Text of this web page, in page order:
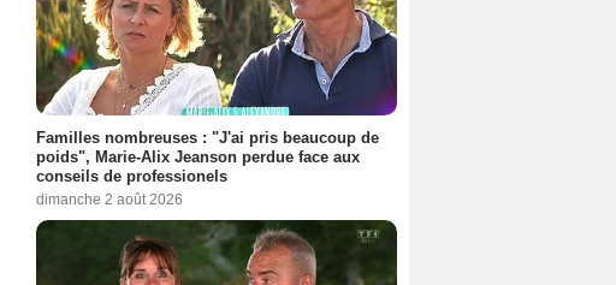
Familles nombreuses : "J'ai pris beaucoup de
poids", Marie-Alix Jeanson perdue face aux
conseils de professionels
dimanche 2 août 2026